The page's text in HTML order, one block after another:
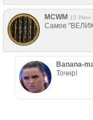
MCWM 15 Июн
Самое
Banana-
Точнр!